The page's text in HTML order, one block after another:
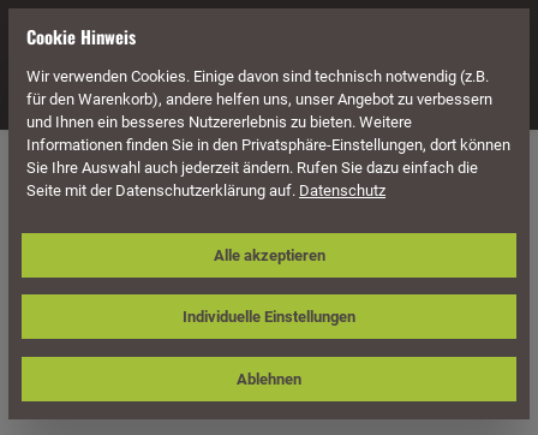
Navigation
Überdachung Terrassenüberdachungen
Skan Holz Aluminium-
Terrassenüberdachung Garda 434 x
357 cm, anthrazit, Doppelstegplatten
Cookie Hinweis
Wir verwenden Cookies. Einige davon sind technisch notwendig (z.B.
für den Warenkorb), andere helfen uns, unser Angebot zu verbessern
und Ihnen ein besseres Nutzererlebnis zu bieten. Weitere
Informationen finden Sie in den Privatsphäre-Einstellungen, dort können
Sie Ihre Auswahl auch jederzeit ändern. Rufen Sie dazu einfach die
Seite mit der Datenschutzerklärung auf. Datenschutz
Individuelle Einstellungen
Ablehnen
Alle akzeptieren